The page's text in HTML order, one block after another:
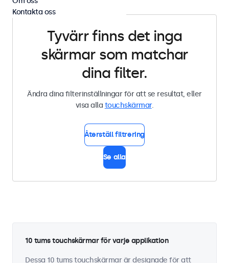
Tyvärr finns det inga
skärmar som matchar
dina filter.
Ändra dina filterinställningar för att se resultat, eller
visa alla touchskärmar.
Återställ filtrering
Se alla
10 tums touchskärmar för varje applikation
Dessa 10 tums touchskärmar är designade för att
Kontakta oss